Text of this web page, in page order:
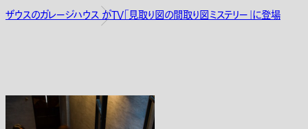
ザウスのガレージハウス がTV「見取り図の間取り図ミステリー」に登場